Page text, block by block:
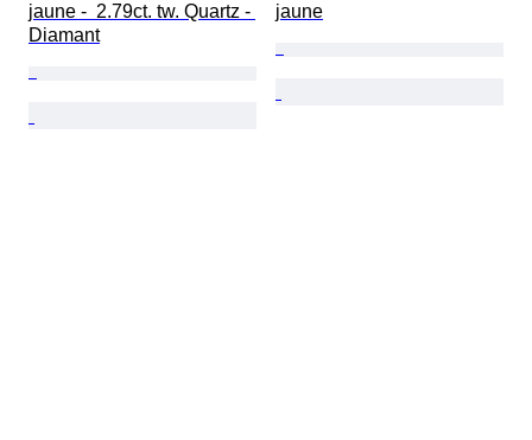
jaune -  2.79ct. tw. Quartz -
Diamant
jaune